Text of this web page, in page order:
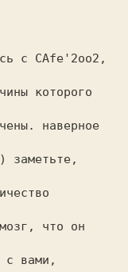
которого
наверное
заметьте,
что он
с вами,